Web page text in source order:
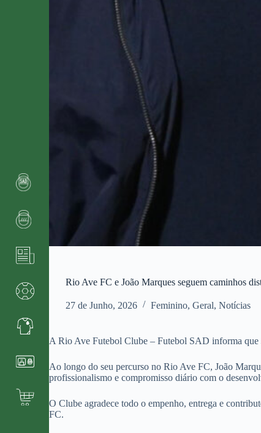
Rio Ave FC e João Marques seguem caminhos
27 de Junho, 2026 Feminino,Geral,Notícias
A Rio Ave Futebol Clube – Futebol SAD informa que
Ao longo do seu percurso no Rio Ave FC, João
profissionalismo e compromisso diário com o
O Clube agradece todo o empenho, entrega e
FC.